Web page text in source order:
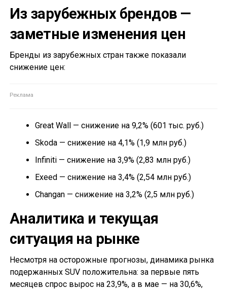
Из зарубежных брендов —
заметные изменения цен
Бренды из зарубежных стран также показали
снижение цен:
Great Wall — снижение на 9,2% (601 тыс. руб.)
Skoda — снижение на 4,1% (1,9 млн руб.)
Infiniti — снижение на 3,9% (2,83 млн руб.)
Exeed — снижение на 3,4% (2,54 млн руб.)
Changan — снижение на 3,2% (2,5 млн руб.)
Аналитика и текущая
ситуация на рынке
Несмотря на осторожные прогнозы, динамика рынка
подержанных SUV положительна: за первые пять
месяцев спрос вырос на 23,9%, а в мае — на 30,6%,